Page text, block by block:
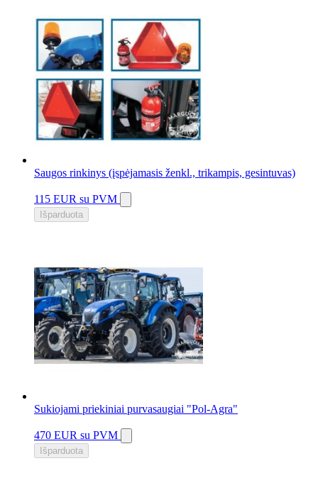
Saugos rinkinys (įspėjamasis ženkl., trikampis, gesintuvas)
115 EUR su PVM
Išparduota
Sukiojami priekiniai purvasaugiai "Pol-Agra"
470 EUR su PVM
Išparduota